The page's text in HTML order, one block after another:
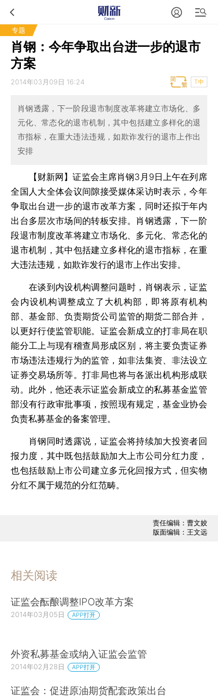
专题
肖钢：今年争取出台进一步的退市
方案
2014年03月09日 16:24 T中
肖钢透露，下一阶段退市制度改革将建立市场化、多
元化、常态化的退市机制，其中包括建立多样化的退
市指标，在重大违法违规，如欺诈发行的退市上作出
安排
【财新网】证监会主席肖钢3月9日上午在列席
全国人大全体会议间隙接受媒体采访时表示，今年
争取出台进一步的退市改革方案，同时还拟于年内
出台多层次市场间的转板安排。肖钢透露，下一阶
段退市制度改革将建立市场化、多元化、常态化的
退市机制，其中包括建立多样化的退市指标，在重
大违法违规，如欺诈发行的退市上作出安排。
在谈到内设机构调整问题时，肖钢表示，证监
会内设机构调整成立了大机构部，即将原有机构
部、基金部、负责期货公司监管的期货二部合并，
以更好行使监管职能。证监会新成立的打非局在职
能分工上与现有稽查局形成区别，将主要负责证券
市场违法违规行为的监管，如非法集资、非法设立
证券交易场所等。打非局也将与各派出机构形成联
动。此外，他还表示证监会新成立的私募基金监管
部没有行政审批事项，按照现有规定，基金业协会
负责私募基金的备案管理。
肖钢同时透露说，证监会将持续加大投资者回
报力度，其中既包括鼓励加大上市公司分红力度，
也包括鼓励上市公司建立多元化回报方式，但实物
分红不属于规范的分红范畴。
责任编辑：曹文姣
版面编辑：王文远
相关阅读
证监会酝酿调整IPO改革方案
2014年03月05日 APP打开
外资私募基金或纳入证监会监管
2014年02月28日 APP打开
证监会：促进原油期货配套政策出台